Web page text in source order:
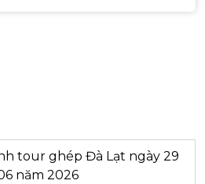
tour ghép Đà Lạt ngày 29
năm 2026